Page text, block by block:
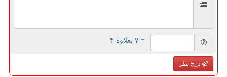
= ۷ بعلاوه ۴
درج نظر